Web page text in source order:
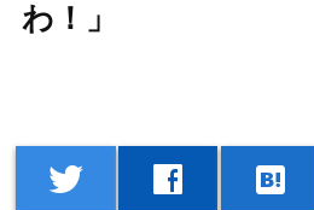
わ！」
twitter facebook hatenabookmark